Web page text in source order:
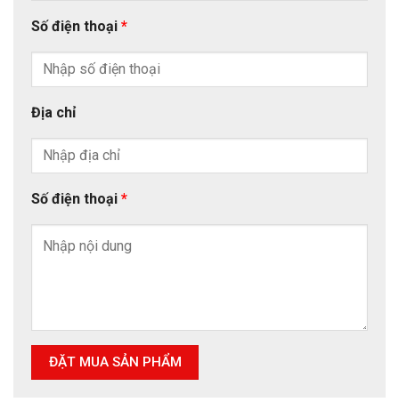
Số điện thoại *
Địa chỉ
Số điện thoại *